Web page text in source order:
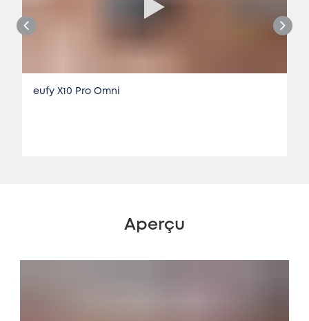
eufy X10 Pro Omni
Aperçu